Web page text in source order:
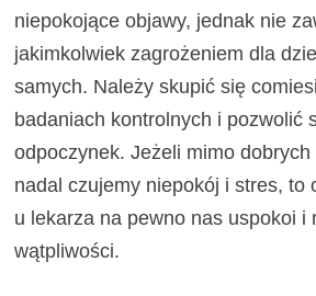
niepokojące objawy, jednak nie
jakimkolwiek zagrożeniem dla
samych. Należy skupić się
badaniach kontrolnych i pozwolić
odpoczynek. Jeżeli mimo
nadal czujemy niepokój i stres, to
u lekarza na pewno nas uspokoi i
wątpliwości.